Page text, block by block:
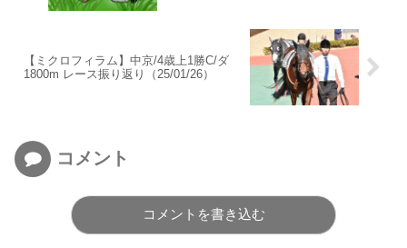
【ミクロフィラム】中京/4歳上1勝C/ダ
1800m レース振り返り（25/01/26）
コメント
コメントを書き込む